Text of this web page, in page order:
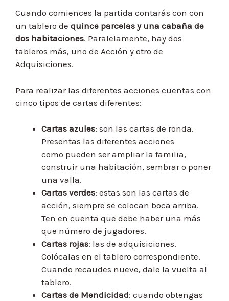
Cuando comiences la partida contarás con con
un tablero de quince parcelas y una cabaña de
dos habitaciones. Paralelamente, hay dos
tableros más, uno de Acción y otro de
Adquisiciones.
Para realizar las diferentes acciones cuentas con
cinco tipos de cartas diferentes:
Cartas azules: son las cartas de ronda.
Presentas las diferentes acciones
como pueden ser ampliar la familia,
construir una habitación, sembrar o poner
una valla.
Cartas verdes: estas son las cartas de
acción, siempre se colocan boca arriba.
Ten en cuenta que debe haber una más
que número de jugadores.
Cartas rojas: las de adquisiciones.
Colócalas en el tablero correspondiente.
Cuando recaudes nueve, dale la vuelta al
tablero.
Cartas de Mendicidad: cuando obtengas